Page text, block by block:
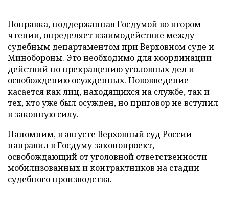
Поправка, поддержанная Госдумой во втором
чтении, определяет взаимодействие между
судебным департаментом при Верховном суде и
Минобороны. Это необходимо для координации
действий по прекращению уголовных дел и
освобождению осужденных. Нововведение
касается как лиц, находящихся на службе, так и
тех, кто уже был осужден, но приговор не вступил
в законную силу.
Напомним, в августе Верховный суд России
направилв Госдуму законопроект,
освобождающий от уголовной ответственности
мобилизованных и контрактников на стадии
судебного производства.